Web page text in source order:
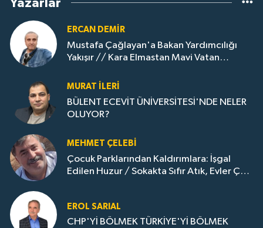
Yazarlar
ERCAN DEMIR
Mustafa Çağlayan'a Bakan Yardımcılığı
Yakışır // ​Kara Elmastan Mavi Vatan
MURAT İLERI
BÜLENT ECEVİT ÜNİVERSİTESİ'NDE NELER
OLUYOR?
MEHMET ÇELEBI
Çocuk Parklarından Kaldırımlara: İşgal
Edilen Huzur / Sokakta Sıfır Atık, Evler Çöp
EROL SARIAL
CHP'Yİ BÖLMEK TÜRKİYE'Yİ BÖLMEK